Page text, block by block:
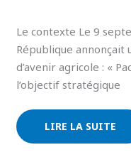
Le contexte Le 9
République annonçait
d’avenir agricole : «
l’objectif stratégique
LIRE LA SUITE